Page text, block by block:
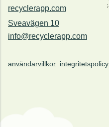
recyclerapp.com
Sveavägen 10
info@recyclerapp.com
användarvillkor integritetspolicy